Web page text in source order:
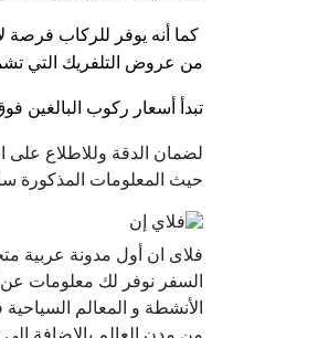
كما أنه يوفر للركاب فرصة
من عروض التلفريك التي
تبدأ أسعار ركوب البالغين فوق 13 عام من حوالي 28 دولار سنغافوري و وللاطفال من حوالي 20 دولار
لضمان الدقة وللاطلاع على
حيث المعلومات المذكورة
فلاى ان أول مدونة عربية
السفر نوفر لك معلومات
الأنشطة و المعالم السياحية